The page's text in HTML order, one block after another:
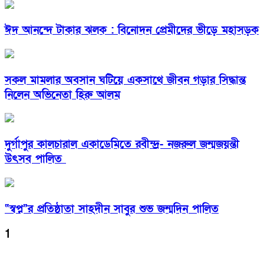
ঈদ আনন্দে টাকার ঝলক : বিনোদন প্রেমীদের ভীড়ে মহাসড়ক
সকল মামলার অবসান ঘটিয়ে একসাথে জীবন গড়ার সিদ্ধান্ত
নিলেন অভিনেতা হিরু আলম
দুর্গাপুর কালচারাল একাডেমিতে রবীন্দ্র- নজরুল জন্মজয়ন্তী
উৎসব পালিত
“স্বপ্ন”র প্রতিষ্ঠাতা সাহদীন সাবুর শুভ জন্মদিন পালিত
1